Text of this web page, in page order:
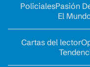
PolicialesPasión
El
Cartas del lector